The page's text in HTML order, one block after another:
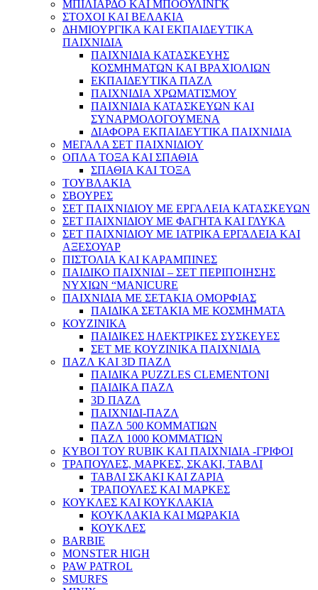
ΜΠΙΛΙΑΡΔΟ ΚΑΙ ΜΠΟΟΥΛΙΝΓΚ
ΣΤΟΧΟΙ ΚΑΙ ΒΕΛΑΚΙΑ
ΔΗΜΙΟΥΡΓΙΚΑ ΚΑΙ ΕΚΠΑΙΔΕΥΤΙΚΑ
ΠΑΙΧΝΙΔΙΑ
ΠΑΙΧΝΙΔΙΑ ΚΑΤΑΣΚΕΥΗΣ
ΚΟΣΜΗΜΑΤΩΝ ΚΑΙ ΒΡΑΧΙΟΛΙΩΝ
ΕΚΠΑΙΔΕΥΤΙΚΑ ΠΑΖΛ
ΠΑΙΧΝΙΔΙΑ ΧΡΩΜΑΤΙΣΜΟΥ
ΠΑΙΧΝΙΔΙΑ ΚΑΤΑΣΚΕΥΩΝ ΚΑΙ
ΣΥΝΑΡΜΟΛΟΓΟΥΜΕΝΑ
ΔΙΑΦΟΡΑ ΕΚΠΑΙΔΕΥΤΙΚΑ ΠΑΙΧΝΙΔΙΑ
ΜΕΓΑΛΑ ΣΕΤ ΠΑΙΧΝΙΔΙΟΥ
ΟΠΛΑ ΤΟΞΑ ΚΑΙ ΣΠΑΘΙΑ
ΣΠΑΘΙΑ ΚΑΙ ΤΟΞΑ
ΤΟΥΒΛΑΚΙΑ
ΣΒΟΥΡΕΣ
ΣΕΤ ΠΑΙΧΝΙΔΙΟΥ ΜΕ ΕΡΓΑΛΕΙΑ ΚΑΤΑΣΚΕΥΩΝ
ΣΕΤ ΠΑΙΧΝΙΔΙΟΥ ΜΕ ΦΑΓΗΤΑ ΚΑΙ ΓΛΥΚΑ
ΣΕΤ ΠΑΙΧΝΙΔΙΟΥ ΜΕ ΙΑΤΡΙΚΑ ΕΡΓΑΛΕΙΑ ΚΑΙ
ΑΞΕΣΟΥΑΡ
ΠΙΣΤΟΛΙΑ ΚΑΙ ΚΑΡΑΜΠΙΝΕΣ
ΠΑΙΔΙΚΟ ΠΑΙΧΝΙΔΙ – ΣΕΤ ΠΕΡΙΠΟΙΗΣΗΣ
ΝΥΧΙΩΝ “MANICURE
ΠΑΙΧΝΙΔΙΑ ΜΕ ΣΕΤΑΚΙΑ ΟΜΟΡΦΙΑΣ
ΠΑΙΔΙΚΑ ΣΕΤΑΚΙΑ ΜΕ ΚΟΣΜΗΜΑΤΑ
ΚΟΥΖΙΝΙΚΑ
ΠΑΙΔΙΚΕΣ ΗΛΕΚΤΡΙΚΕΣ ΣΥΣΚΕΥΕΣ
ΣΕΤ ΜΕ ΚΟΥΖΙΝΙΚΑ ΠΑΙΧΝΙΔΙΑ
ΠΑΖΛ ΚΑΙ 3D ΠΑΖΛ
ΠΑΙΔΙΚΑ PUZZLES CLEMENTONI
ΠΑΙΔΙΚΑ ΠΑΖΛ
3D ΠΑΖΛ
ΠΑΙΧΝΙΔΙ-ΠΑΖΛ
ΠΑΖΛ 500 ΚΟΜΜΑΤΙΩΝ
ΠΑΖΛ 1000 ΚΟΜΜΑΤΙΩΝ
ΚΥΒΟΙ ΤΟΥ RUBIK ΚΑΙ ΠΑΙΧΝΙΔΙΑ -ΓΡΙΦΟΙ
ΤΡΑΠΟΥΛΕΣ, ΜΑΡΚΕΣ, ΣΚΑΚΙ, ΤΑΒΛΙ
ΤΑΒΛΙ ΣΚΑΚΙ ΚΑΙ ΖΑΡΙΑ
ΤΡΑΠΟΥΛΕΣ ΚΑΙ ΜΑΡΚΕΣ
ΚΟΥΚΛΕΣ ΚΑΙ ΚΟΥΚΛΑΚΙΑ
ΚΟΥΚΛΑΚΙΑ ΚΑΙ ΜΩΡΑΚΙΑ
ΚΟΥΚΛΕΣ
BARBIE
MONSTER HIGH
PAW PATROL
SMURFS